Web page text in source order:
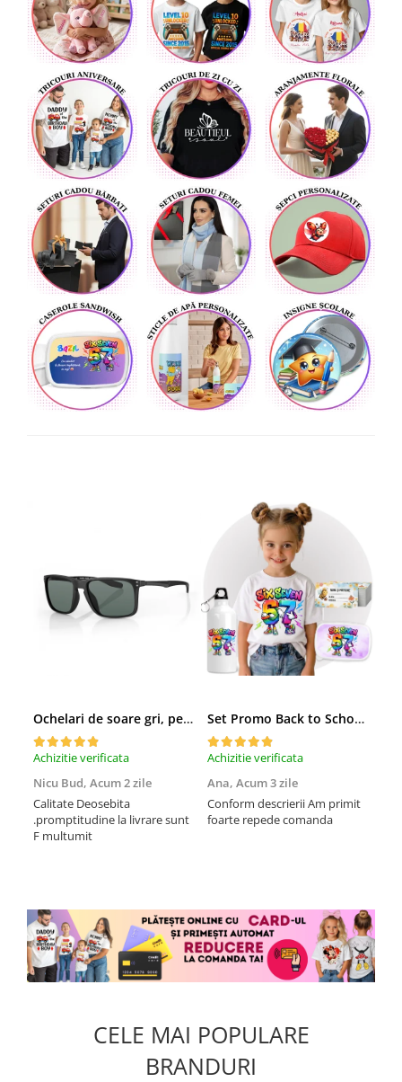
Ochelari de soare gri, pentru barbati, Daniel Klein Sunglasses, DK3250-2
Achizitie verificata
Nicu Bud, Acum 2 zile
Calitate Deosebita
.promptitudine la livrare sunt
F multumit
Set Promo Back to School Six Seven 67 – Tricou + Cutie + Bidon Personalizat pentru copilul tău
Achizitie verificata
Ana, Acum 3 zile
Conform descrierii Am primit
foarte repede comanda
CELE MAI POPULARE
BRANDURI